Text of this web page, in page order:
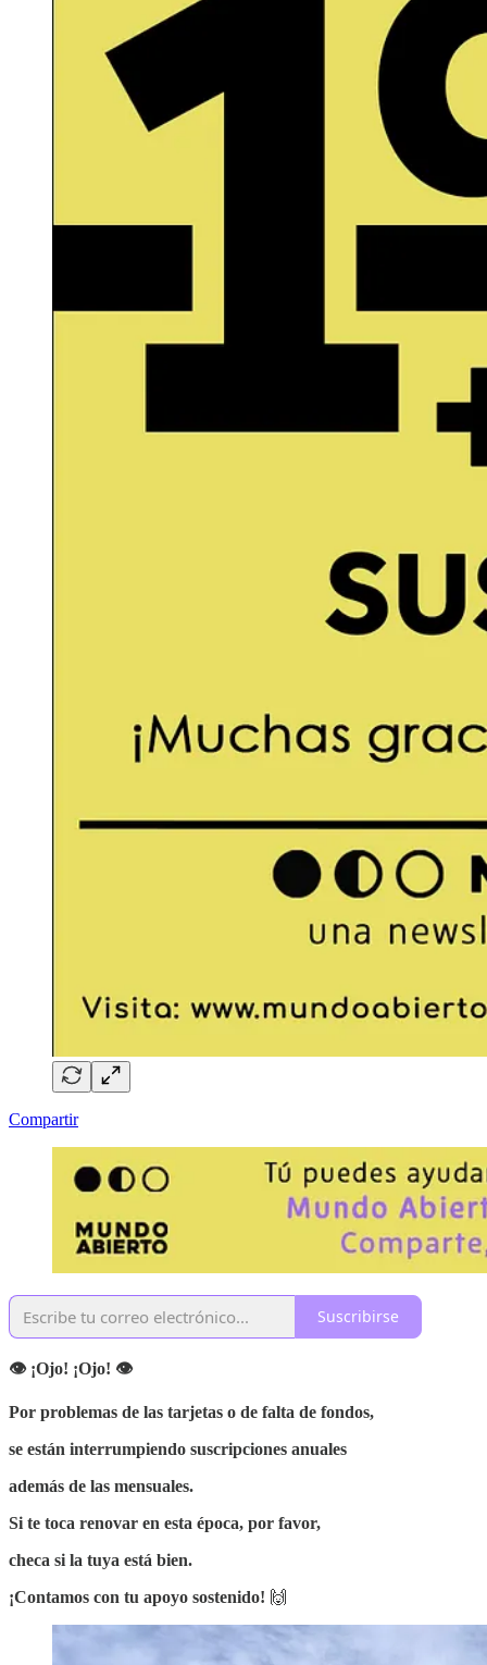
Compartir
Suscribirse
👁 ¡Ojo! ¡Ojo! 👁
Por problemas de las tarjetas o de falta de fondos,
se están interrumpiendo suscripciones anuales
además de las mensuales.
Si te toca renovar en esta época, por favor,
checa si la tuya está bien.
¡Contamos con tu apoyo sostenido! 🙌